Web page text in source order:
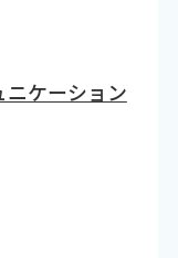
ニケーション